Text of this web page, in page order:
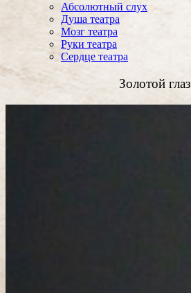
Абсолютный слух
Душа театра
Мозг театра
Руки театра
Сердце театра
Золотой глаз